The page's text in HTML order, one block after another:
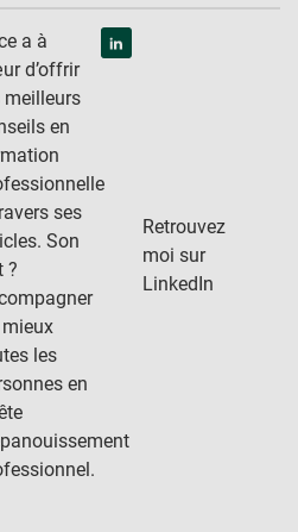
a à
d’offrir
meilleurs
en
ses
Son
?
les
en
Retrouvez
moi sur
LinkedIn